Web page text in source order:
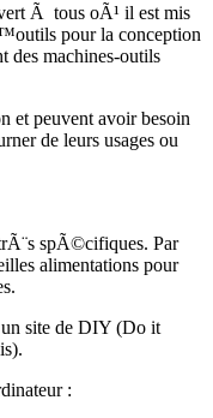
Ã tous oÃ¹ il est mis
pour la conception
machines-outils
et peuvent avoir besoin
de leurs usages ou
spÃ©cifiques. Par
alimentations pour
site de DIY (Do it
: